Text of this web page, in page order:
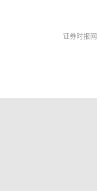
证券时报网